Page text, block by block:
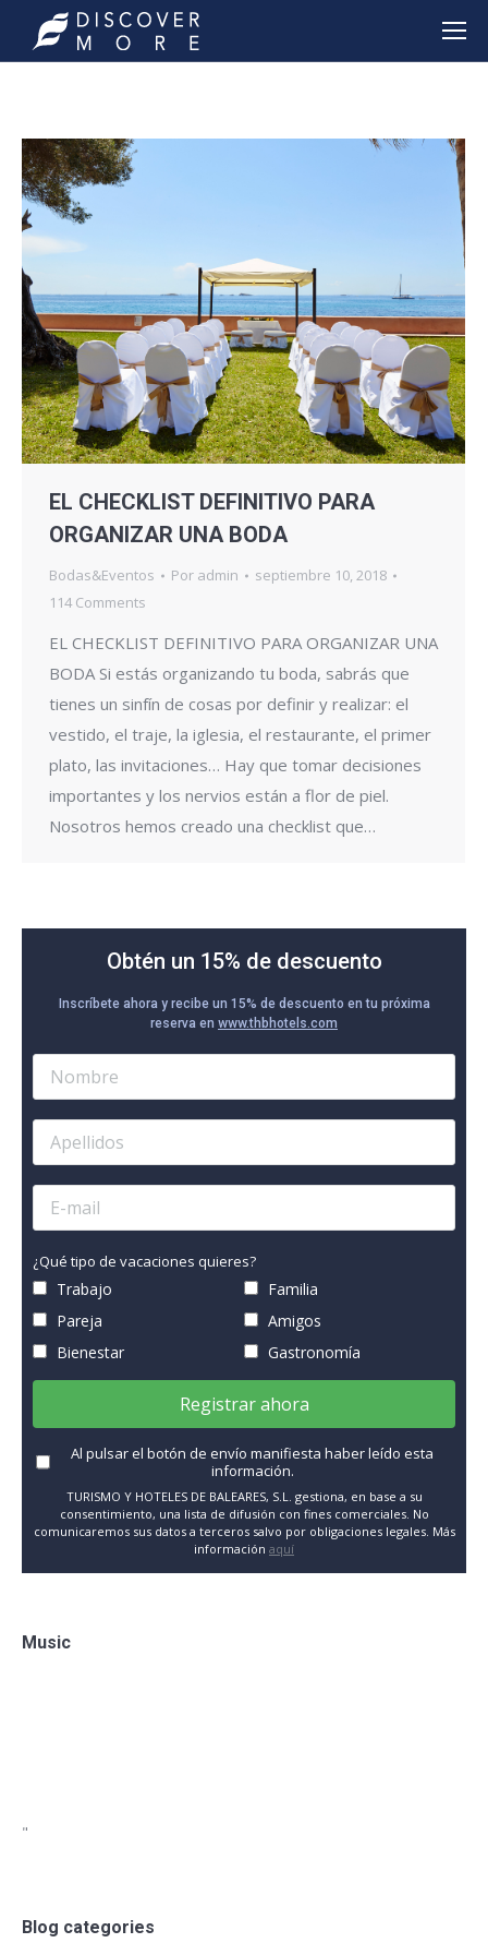
EL CHECKLIST DEFINITIVO PARA
ORGANIZAR UNA BODA
Bodas&Eventos Por admin
septiembre 10, 2018
114 Comments
EL CHECKLIST DEFINITIVO PARA ORGANIZAR UNA
BODA Si estás organizando tu boda, sabrás que
tienes un sinfín de cosas por definir y realizar: el
vestido, el traje, la iglesia, el restaurante, el primer
plato, las invitaciones… Hay que tomar decisiones
importantes y los nervios están a flor de piel.
Nosotros hemos creado una checklist que…
Obtén un 15% de descuento
Inscríbete ahora y recibe un 15% de descuento en tu próxima
reserva en www.thbhotels.com
¿Qué tipo de vacaciones quieres?
Trabajo
Familia
Pareja
Amigos
Bienestar
Gastronomía
Registrar ahora
Al pulsar el botón de envío manifiesta haber leído esta
información.
TURISMO Y HOTELES DE BALEARES, S.L. gestiona, en base a su
consentimiento, una lista de difusión con fines comerciales. No
comunicaremos sus datos a terceros salvo por obligaciones legales. Más
información aquí
Music
"
Blog categories